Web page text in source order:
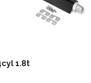
1.8t